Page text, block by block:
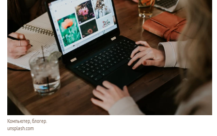
Компьютер, блогер.
unsplash.com